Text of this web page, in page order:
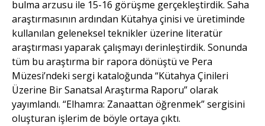
bulma arzusu ile 15-16 görüşme gerçekleştirdik. Saha
araştırmasının ardından Kütahya çinisi ve üretiminde
kullanılan geleneksel teknikler üzerine literatür
araştırması yaparak çalışmayı derinleştirdik. Sonunda
tüm bu araştırma bir rapora dönüştü ve Pera
Müzesi’ndeki sergi kataloğunda “Kütahya Çinileri
Üzerine Bir Sanatsal Araştırma Raporu” olarak
yayımlandı. “Elhamra: Zanaattan öğrenmek” sergisini
oluşturan işlerim de böyle ortaya çıktı.